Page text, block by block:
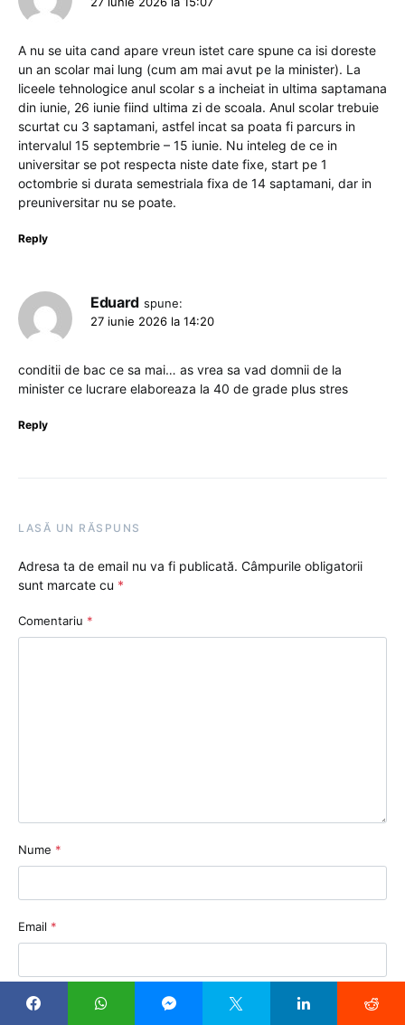
A nu se uita cand apare vreun istet care spune ca isi doreste
un an scolar mai lung (cum am mai avut pe la minister). La
liceele tehnologice anul scolar s a incheiat in ultima saptamana
din iunie, 26 iunie fiind ultima zi de scoala. Anul scolar trebuie
scurtat cu 3 saptamani, astfel incat sa poata fi parcurs in
intervalul 15 septembrie – 15 iunie. Nu inteleg de ce in
universitar se pot respecta niste date fixe, start pe 1
octombrie si durata semestriala fixa de 14 saptamani, dar in
preuniversitar nu se poate.
Reply
Eduard spune:
27 iunie 2026 la 14:20
conditii de bac ce sa mai… as vrea sa vad domnii de la
minister ce lucrare elaboreaza la 40 de grade plus stres
Reply
LASĂ UN RĂSPUNS
Adresa ta de email nu va fi publicată. Câmpurile obligatorii
sunt marcate cu *
Comentariu *
Nume *
Email *
Sit web